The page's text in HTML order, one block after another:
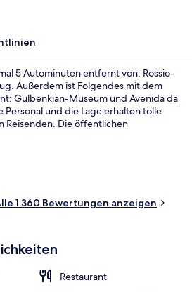
5 Autominuten entfernt von: Rossio-
Außerdem ist Folgendes mit dem
Gulbenkian-Museum und Avenida da
Personal und die Lage erhalten tolle
Reisenden. Die öffentlichen
es nur wenige Schritte und zur Station
1.360 Bewertungen anzeigen
Restaurant